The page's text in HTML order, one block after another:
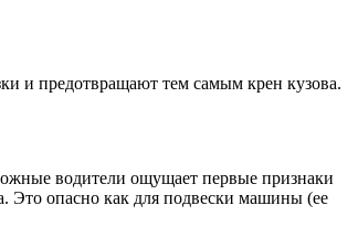
и предотвращают тем самым крен кузова.
водители ощущает первые признаки
Это опасно как для подвески машины (ее